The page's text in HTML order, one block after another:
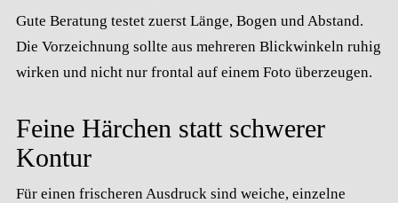
Gute Beratung testet zuerst Länge, Bogen und Abstand.
Die Vorzeichnung sollte aus mehreren Blickwinkeln ruhig
wirken und nicht nur frontal auf einem Foto überzeugen.
Feine Härchen statt schwerer
Kontur
Für einen frischeren Ausdruck sind weiche, einzelne